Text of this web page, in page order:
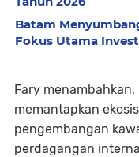
Batam
Fokus Utama
Fary
memantapkan
pengembangan
perdagangan